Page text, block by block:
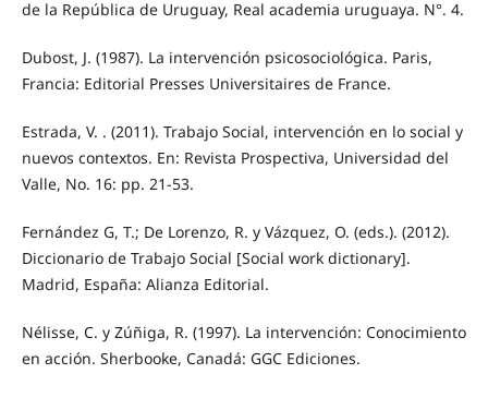
de la República de Uruguay, Real academia uruguaya. N°. 4.
Dubost, J. (1987). La intervención psicosociológica. Paris,
Francia: Editorial Presses Universitaires de France.
Estrada, V. . (2011). Trabajo Social, intervención en lo social y
nuevos contextos. En: Revista Prospectiva, Universidad del
Valle, No. 16: pp. 21-53.
Fernández G, T.; De Lorenzo, R. y Vázquez, O. (eds.). (2012).
Diccionario de Trabajo Social [Social work dictionary].
Madrid, España: Alianza Editorial.
Nélisse, C. y Zúñiga, R. (1997). La intervención: Conocimiento
en acción. Sherbooke, Canadá: GGC Ediciones.